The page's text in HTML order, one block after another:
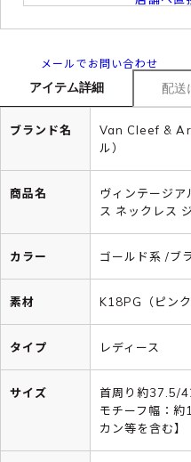
メールでお問い合わせ
アイテム詳細 配送
ブランド名
Van Cleef &
ル）
商品名
ヴィンテージ
ス ネックレス
カラー ゴールド系 /ブ
素材 K18PG（ピン
タイプ レディース
サイズ
首周り約37.5/
モチーフ幅：
カン等を含む】